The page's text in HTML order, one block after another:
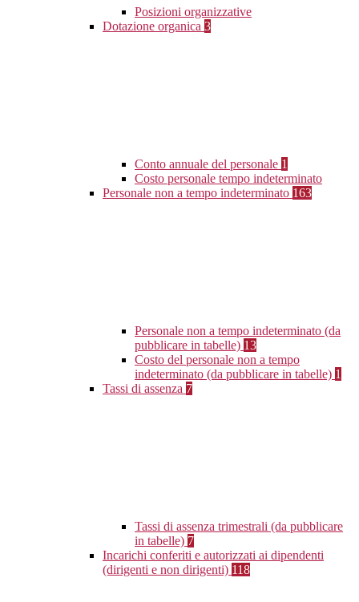
Posizioni organizzative
Dotazione organica 3
Conto annuale del personale 1
Costo personale tempo indeterminato
Personale non a tempo indeterminato 163
Personale non a tempo indeterminato (da
pubblicare in tabelle) 13
Costo del personale non a tempo
indeterminato (da pubblicare in tabelle) 1
Tassi di assenza 7
Tassi di assenza trimestrali (da pubblicare
in tabelle) 7
Incarichi conferiti e autorizzati ai dipendenti
(dirigenti e non dirigenti) 118